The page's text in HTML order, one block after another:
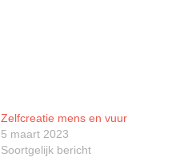
Zelfcreatie mens en vuur
5 maart 2023
Soortgelijk bericht